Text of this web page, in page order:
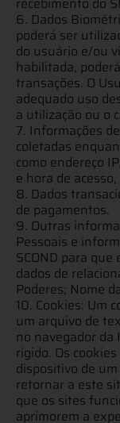
6. Dados
poderá ser
do usuário e/ou
habilitada,
transações. O
adequado uso
a utilização ou o
7. Informações
coletadas
como endereço
e hora de
8. Dados
de pagamentos.
9. Outras
Pessoais e
SCOND para
dados de
Poderes; Nome
10. Cookies: Um
um arquivo de
no navegador
rígido. Os
dispositivo de
retornar a este
que os sites
aprimorem a